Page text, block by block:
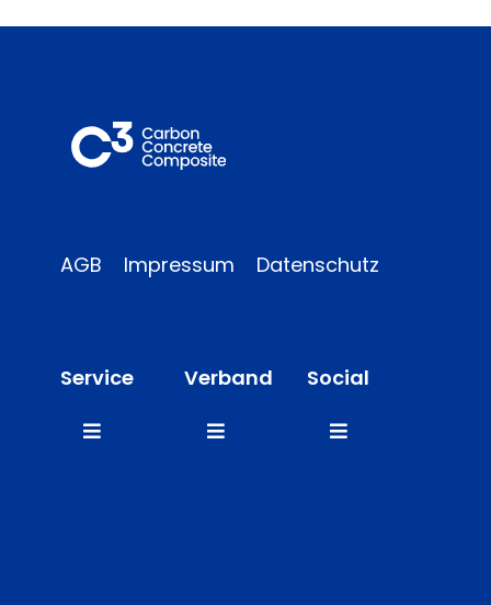
AGB Impressum Datenschutz
Service
Toggle
Verband
Toggle
Social
Toggle